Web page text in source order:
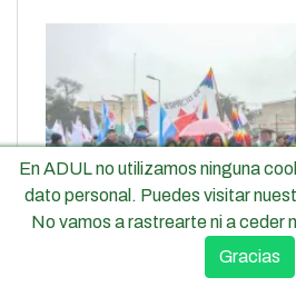
En ADUL no utilizamos ninguna
dato personal. Puedes visitar
No vamos a rastrearte ni a ceder
Gracias